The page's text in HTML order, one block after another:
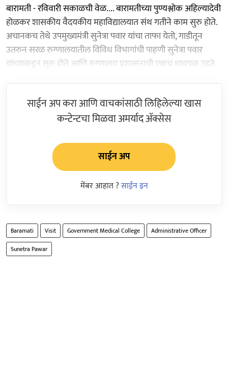
बारामती - रविवारी सकाळची वेळ.... बारामतीच्या पुण्यश्लोक अहिल्यादेवी
होळकर शासकीय वैदयकीय महाविद्यालयात संथ गतीने काम सुरु होते.
अचानकच तेथे उपमुख्यमंत्री सुनेत्रा पवार यांचा ताफा येतो, गाडीतून
उतरुन सरळ रुग्णालयातील विविध विभागांची पाहणी सुनेत्रा पवार
यांच्याकडून सुरु होते आणि रुग्णालय प्रशासनाची एकच धावपळ उडते.
साईन अप करा आणि वाचकांसाठी लिहिलेल्या खास
कन्टेन्टचा मिळवा अमर्याद ॲक्सेस
साईन अप
मेंबर आहात ?साईन इन
Baramati Visit Government Medical College
Administrative Officer
Sunetra Pawar